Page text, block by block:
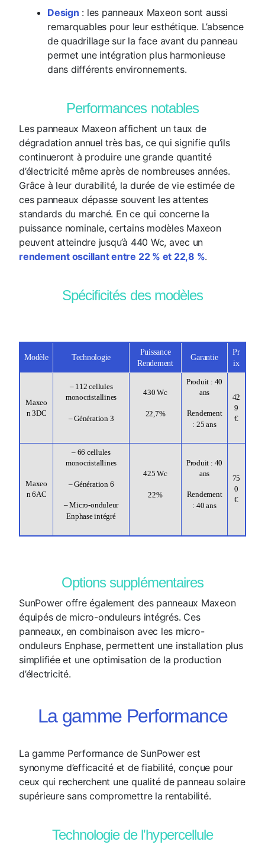
Design : les panneaux Maxeon sont aussi
remarquables pour leur esthétique. L’absence
de quadrillage sur la face avant du panneau
permet une intégration plus harmonieuse
dans différents environnements.
Performances notables
Les panneaux Maxeon affichent un taux de
dégradation annuel très bas, ce qui signifie qu’ils
continueront à produire une grande quantité
d’électricité même après de nombreuses années.
Grâce à leur durabilité, la durée de vie estimée de
ces panneaux dépasse souvent les attentes
standards du marché. En ce qui concerne la
puissance nominale, certains modèles Maxeon
peuvent atteindre jusqu’à 440 Wc, avec un
rendement oscillant entre 22 % et 22,8 %.
Spécificités des modèles
Modèle Technologie
Puissance
Rendement
Garantie
Pr
ix
Maxeo
n 3DC
– 112 cellules
monocristallines
– Génération 3
430 Wc
22,7%
Produit : 40
ans
Rendement
: 25 ans
42
9
€
Maxeo
n 6AC
– 66 cellules
monocristallines
– Génération 6
– Micro-onduleur
Enphase intégré
425 Wc
22%
Produit : 40
ans
Rendement
: 40 ans
75
0
€
Options supplémentaires
SunPower offre également des panneaux Maxeon
équipés de micro-onduleurs intégrés. Ces
panneaux, en combinaison avec les micro-
onduleurs Enphase, permettent une installation plus
simplifiée et une optimisation de la production
d’électricité.
La gamme Performance
La gamme Performance de SunPower est
synonyme d’efficacité et de fiabilité, conçue pour
ceux qui recherchent une qualité de panneau solaire
supérieure sans compromettre la rentabilité.
Technologie de l'hypercellule